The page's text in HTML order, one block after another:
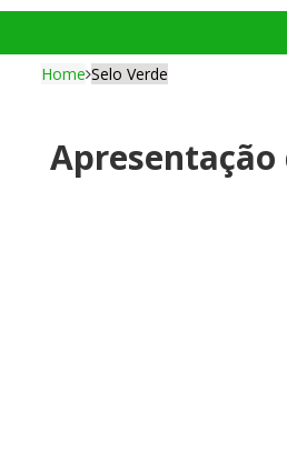
Home Selo Verde
Apresentação